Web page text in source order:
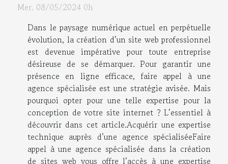
Mer. 08/05/2024 0h
Dans le paysage numérique actuel en perpétuelle
évolution, la création d’un site web professionnel
est devenue impérative pour toute entreprise
désireuse de se démarquer. Pour garantir une
présence en ligne efficace, faire appel à une
agence spécialisée est une stratégie avisée. Mais
pourquoi opter pour une telle expertise pour la
conception de votre site internet ? L’essentiel à
découvrir dans cet article.Acquérir une expertise
technique auprès d’une agence spécialiséeFaire
appel à une agence spécialisée dans la création
de sites web vous offre l’accès à une expertise